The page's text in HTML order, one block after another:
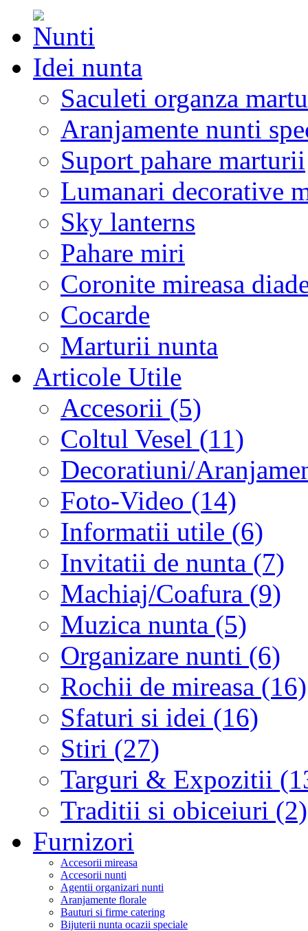
Idei nunta
Saculeti organza
Aranjamente nunti
Suport pahare marturii
Lumanari decorative
Sky lanterns
Pahare miri
Coronite mireasa
Cocarde
Marturii nunta
Articole Utile
Accesorii (5)
Coltul Vesel (11)
Decoratiuni/
Foto-Video (14)
Informatii utile (6)
Invitatii de nunta (7)
Machiaj/Coafura (9)
Muzica nunta (5)
Organizare nunti (6)
Rochii de mireasa (16)
Sfaturi si idei (16)
Stiri (27)
Targuri & Expozitii
Traditii si obiceiuri (2)
Furnizori
Accesorii mireasa
Accesorii nunti
Agentii organizari nunti
Aranjamente florale
Bauturi si firme catering
Bijuterii nunta ocazii speciale